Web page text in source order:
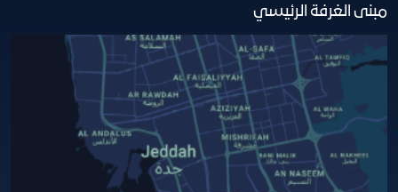
مبنى الغرفة الرئيسي